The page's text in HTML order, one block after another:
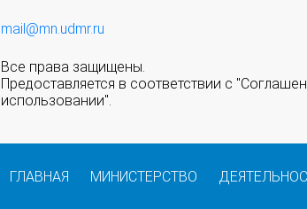
mail@mn.udmr.ru
Все права защищены.
Предоставляется в соответствии с
использовании".
ГЛАВНАЯ МИНИСТЕРСТВО